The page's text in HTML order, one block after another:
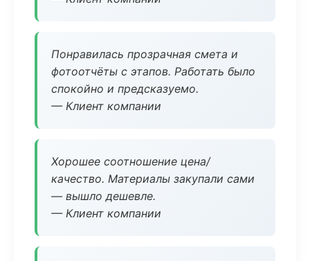
Понравилась прозрачная смета и
фотоотчёты с этапов. Работать было
спокойно и предсказуемо.
— Клиент компании
Хорошее соотношение цена/
качество. Материалы закупали сами
— вышло дешевле.
— Клиент компании